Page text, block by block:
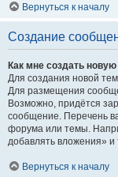
Вернуться к началу
Создание
Как мне создать
Для создания новой
Для размещения
Возможно, придётся
сообщение. Перечень
форума или темы.
добавлять вложения» и
Вернуться к началу